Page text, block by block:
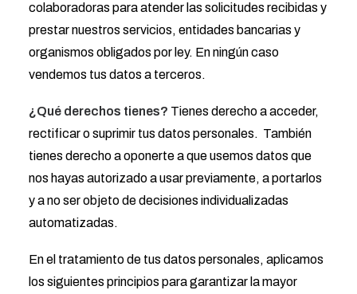
colaboradoras para atender las solicitudes recibidas y
prestar nuestros servicios, entidades bancarias y
organismos obligados por ley. En ningún caso
vendemos tus datos a terceros.
¿Qué derechos tienes? Tienes derecho a acceder,
rectificar o suprimir tus datos personales. También
tienes derecho a oponerte a que usemos datos que
nos hayas autorizado a usar previamente, a portarlos
y a no ser objeto de decisiones individualizadas
automatizadas.
En el tratamiento de tus datos personales, aplicamos
los siguientes principios para garantizar la mayor